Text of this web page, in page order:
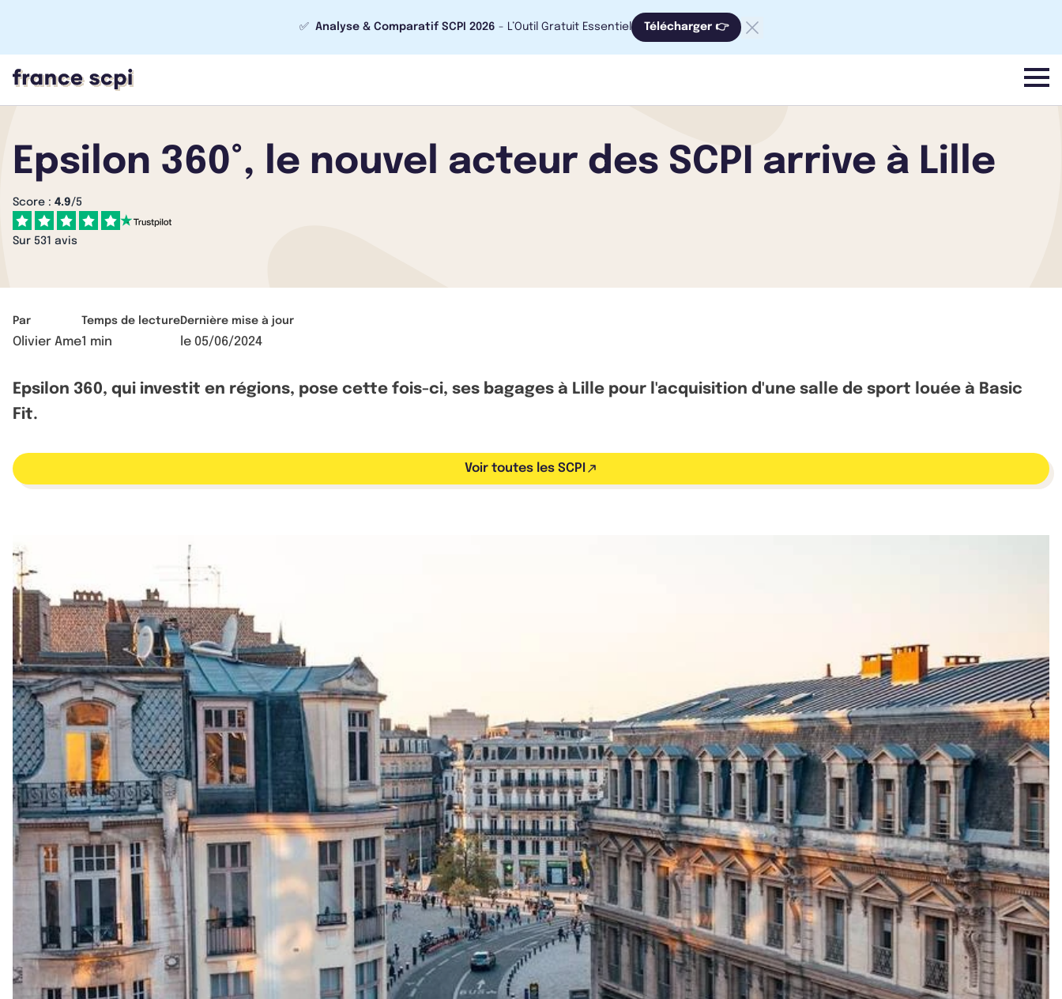
✅ Analyse & Comparatif SCPI 2026 - L’Outil Gratuit Essentiel Télécharger 👉
menu
Epsilon 360°, le nouvel acteur des SCPI arrive à Lille
Score : 4.9/5
Sur 531 avis
Par
Olivier Ame
Temps de lecture
1 min
Dernière mise à jour
le 05/06/2024
Epsilon 360, qui investit en régions, pose cette fois-ci, ses bagages à Lille pour l'acquisition d'une salle de sport louée à Basic
Fit.
Voir toutes les SCPI